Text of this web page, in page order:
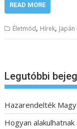
READ MORE
Életmód, Hírek,
Legutóbbi
Hazarendelték
Hogyan